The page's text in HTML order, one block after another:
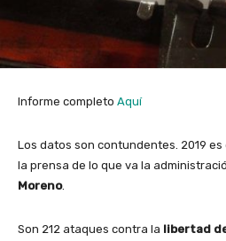
Informe completo Aquí
Los datos son contundentes. 2019
la prensa de lo que va la
Moreno.
Son 212 ataques contra la libertad